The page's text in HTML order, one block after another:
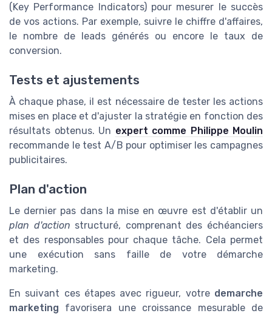
(Key Performance Indicators) pour mesurer le succès
de vos actions. Par exemple, suivre le chiffre d'affaires,
le nombre de leads générés ou encore le taux de
conversion.
Tests et ajustements
À chaque phase, il est nécessaire de tester les actions
mises en place et d'ajuster la stratégie en fonction des
résultats obtenus. Un expert comme Philippe Moulin
recommande le test A/B pour optimiser les campagnes
publicitaires.
Plan d'action
Le dernier pas dans la mise en œuvre est d'établir un
plan d'action structuré, comprenant des échéanciers
et des responsables pour chaque tâche. Cela permet
une exécution sans faille de votre démarche
marketing.
En suivant ces étapes avec rigueur, votre demarche
marketing favorisera une croissance mesurable de